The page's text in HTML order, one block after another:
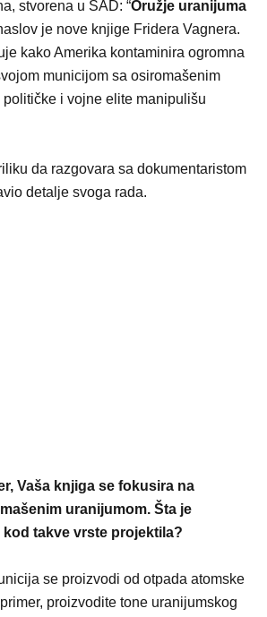
stvorena u SAD: “Oružje uranijuma
je nove knjige Fridera Vagnera.
kako Amerika kontaminira ogromna
municijom sa osiromašenim
i vojne elite manipulišu
da razgovara sa dokumentaristom
detalje svoga rada.
Vaša knjiga se fokusira na
uranijumom. Šta je
takve vrste projektila?
se proizvodi od otpada atomske
proizvodite tone uranijumskog